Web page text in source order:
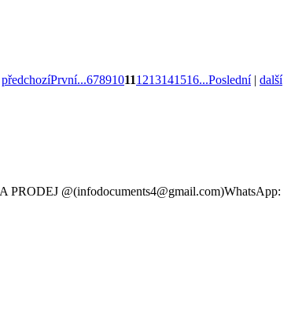
předchozíPrvní...678910111213141516...Poslední| další
@(infodocuments4@gmail.com)WhatsApp: